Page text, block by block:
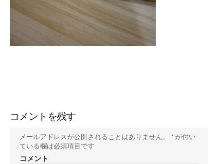
コメントを残す
メールアドレスが公開されることはありません。 * が付い
ている欄は必須項目です
コメント